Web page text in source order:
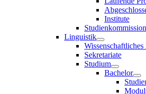
Institute
Studienkommission
Linguistik
Wissenschaftliches
Sekretariate
Studium
Bachelor